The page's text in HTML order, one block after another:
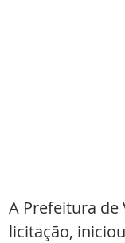
A Prefeitura
licitação,